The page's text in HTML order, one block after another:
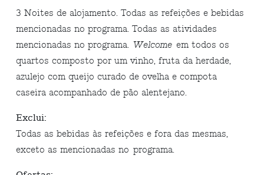
3 Noites de alojamento. Todas as refeições e bebidas
mencionadas no programa. Todas as atividades
mencionadas no programa.Welcome em todos os
quartos composto por um vinho, fruta da herdade,
azulejo com queijo curado de ovelha e compota
caseira acompanhado de pão alentejano.
Exclui:
Todas as bebidas às refeições e fora das mesmas,
exceto as mencionadas no programa.